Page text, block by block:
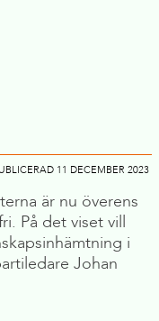
11 DECEMBER 2023
är nu överens
På det viset vill
i
Johan